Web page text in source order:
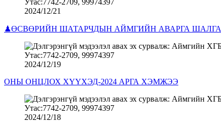
2024/12/21
♟ӨСВӨРИЙН ШАТАРЧДЫН АЙМГИЙН АВАРГА
2024/12/19
ОНЫ ОНЦЛОХ ХҮҮХЭД-2024 АРГА ХЭМЖЭЭ
2024/12/18